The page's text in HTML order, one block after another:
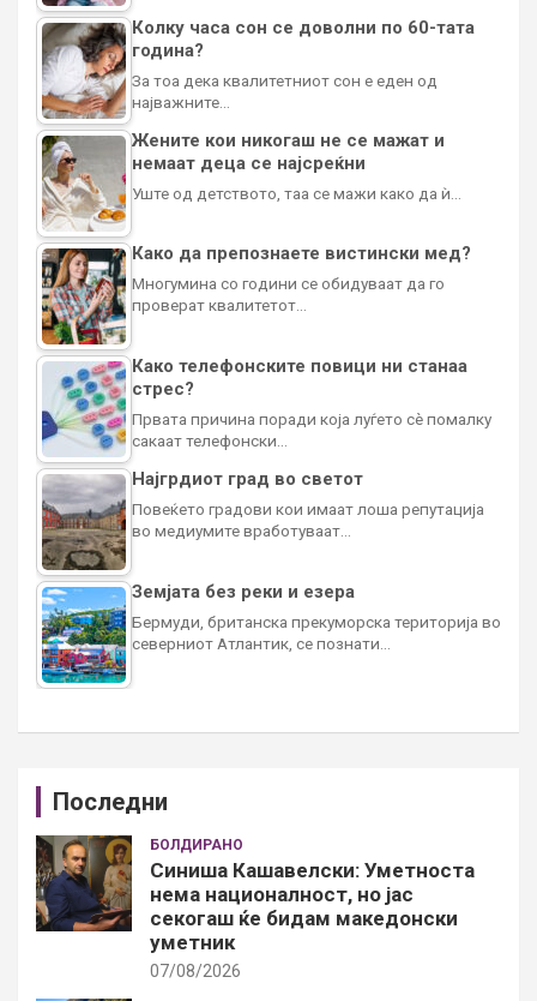
Колку часа сон се доволни по 60-тата
година?
За тоа дека квалитетниот сон е еден од
најважните…
Жените кои никогаш не се мажат и
немаат деца се најсреќни
Уште од детството, таа се мажи како да ѝ…
Како да препознаете вистински мед?
Многумина со години се обидуваат да го
проверат квалитетот…
Како телефонските повици ни станаа
стрес?
Првата причина поради која луѓето сè помалку
сакаат телефонски…
Најгрдиот град во светот
Повеќето градови кои имаат лоша репутација
во медиумите вработуваат…
Земјата без реки и езера
Бермуди, британска прекуморска територија во
северниот Атлантик, се познати…
Последни
БОЛДИРАНО
Синиша Кашавелски: Уметноста
нема националност, но јас
секогаш ќе бидам македонски
уметник
07/08/2026